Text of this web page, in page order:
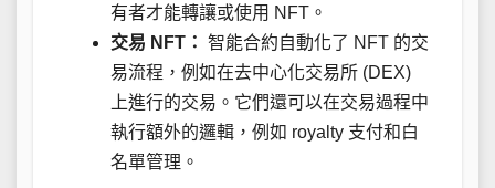
有者才能轉讓或使用 NFT。
交易 NFT： 智能合約自動化了 NFT 的交
易流程，例如在去中心化交易所 (DEX)
上進行的交易。它們還可以在交易過程中
執行額外的邏輯，例如 royalty 支付和白
名單管理。